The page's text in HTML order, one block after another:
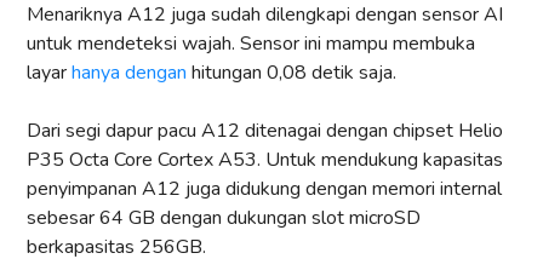
Menariknya A12 juga sudah dilengkapi dengan sensor AI
untuk mendeteksi wajah. Sensor ini mampu membuka
layarhanya dengan hitungan 0,08 detik saja.
Dari segi dapur pacu A12 ditenagai dengan chipset Helio
P35 Octa Core Cortex A53. Untuk mendukung kapasitas
penyimpanan A12 juga didukung dengan memori internal
sebesar 64 GB dengan dukungan slot microSD
berkapasitas 256GB.